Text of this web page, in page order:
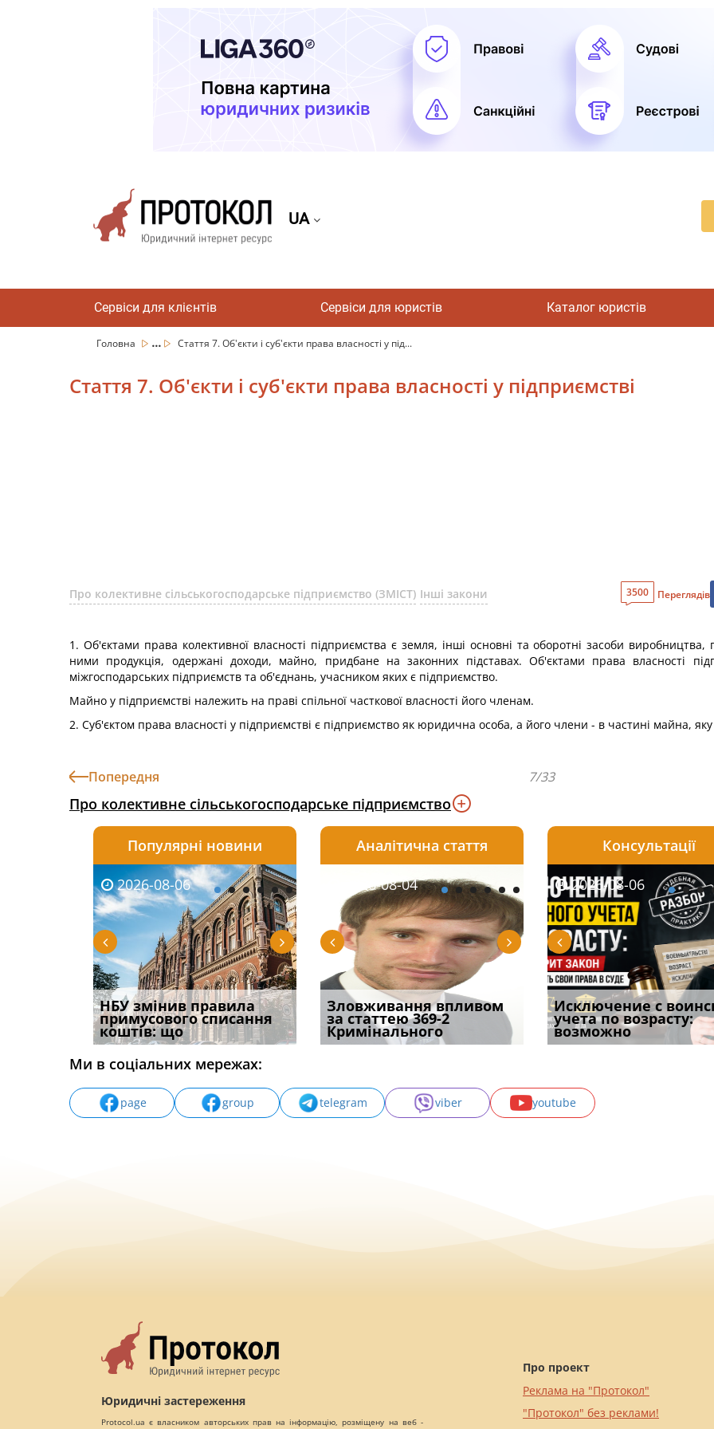
UA
Сервіси для клієнтів Сервіси для юристів Каталог юристів
Головна ... Стаття 7. Об'єкти і суб'єкти права власності у під...
Стаття 7. Об'єкти і суб'єкти права власності у підприємстві
Про колективне сільськогосподарське підприємство (ЗМІСТ) Інші закони 3500 Переглядів
1. Об'єктами права колективної власності підприємства є земля, інші основні та оборотні засоби
ними продукція, одержані доходи, майно, придбане на законних підставах. Об'єктами права власності
міжгосподарських підприємств та об'єднань, учасником яких є підприємство.
Майно у підприємстві належить на праві спільної часткової власності його членам.
2. Суб'єктом права власності у підприємстві є підприємство як юридична особа, а його члени - в частині майна,
Попередня 7/33
Про колективне сільськогосподарське підприємство
Популярні новини
2026-08-06
НБУ змінив правила
примусового списання
коштів: що
2026-08-06
Якщо суд встановив для
відшкодування шкоди
наявніс
2026-08-06
Документи, на яких не
проставляється
апостиль: пер
Аналітична стаття
2026-08-03
Водії можуть отримати
компенсацію за
незаконні дії
2026-08-04
Зловживання впливом
за статтею 369-2
Кримінального
2026-08-04
Переоформлення
відстрочки за іншою
підставою: нов
Консультації
2026-08-05
Особливості захисту у
кримінальному
провадженні: я
2026-08-06
Исключение с
учета по возрасту:
возможно
2026-07-30
Восьмий ААС
підтвердив, що
може скас
Ми в соціальних мережах:
page group telegram viber youtube
Юридичні застереження
Protocol.ua є власником авторських прав на інформацію, розміщену на веб -
Про проект
Реклама на "Протокол"
"Протокол" без реклами!